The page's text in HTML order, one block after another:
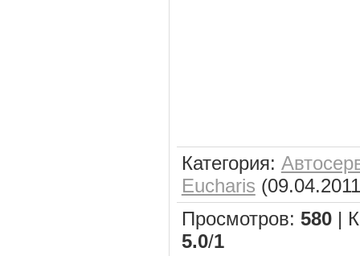
Категория:
Eucharis
Просмотров: 580|
5.0/1